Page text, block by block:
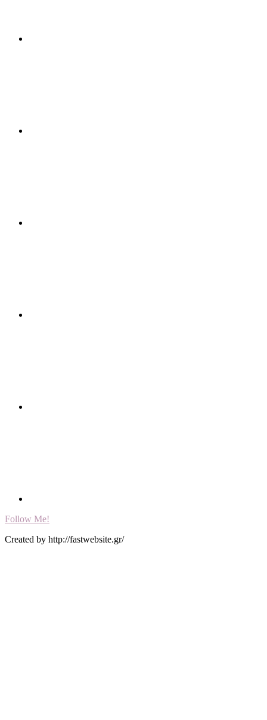
Follow Me!
Created by http://fastwebsite.gr/